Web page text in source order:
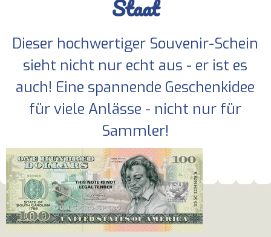
Staat
Dieser hochwertiger Souvenir-Schein
sieht nicht nur echt aus - er ist es
auch! Eine spannende Geschenkidee
für viele Anlässe - nicht nur für
Sammler!